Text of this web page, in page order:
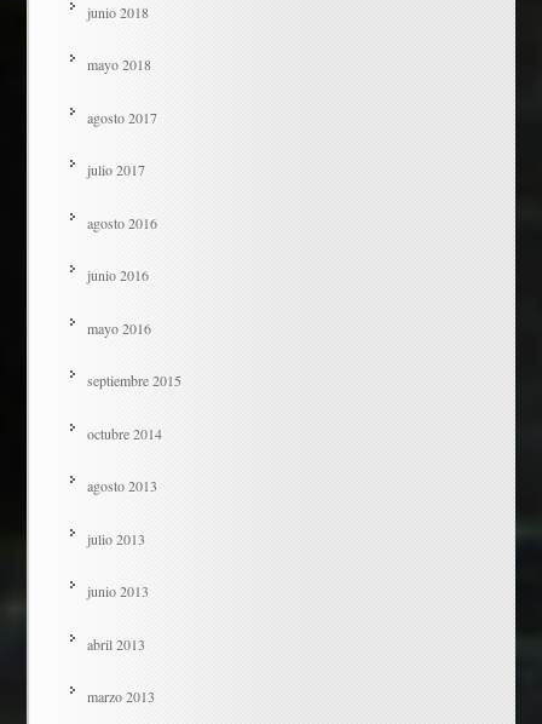
junio 2018
mayo 2018
agosto 2017
julio 2017
agosto 2016
junio 2016
mayo 2016
septiembre 2015
octubre 2014
agosto 2013
julio 2013
junio 2013
abril 2013
marzo 2013